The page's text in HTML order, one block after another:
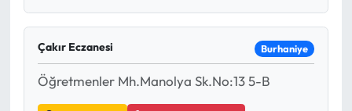
Çakır Eczanesi Burhaniye
Öğretmenler Mh.Manolya Sk.No:13 5-B